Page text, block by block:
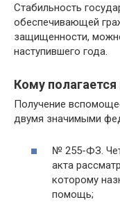
Стабильность
обеспечивающей
защищенности,
наступившего года.
Кому полагается
Получение
двумя значимыми
№ 255-ФЗ.
акта
которому
помощь;